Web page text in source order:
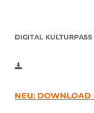
DIGITAL KULTURPASS
NEU: DOWNLOAD